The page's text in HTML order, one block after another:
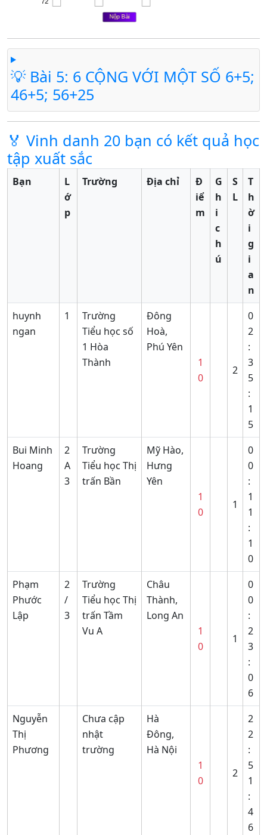
💡 Bài 5: 6 CỘNG VỚI MỘT SỐ 6+5;
46+5; 56+25
🏅 Vinh danh 20 bạn có kết quả học
tập xuất sắc
Bạn
L
ớ
p
Trường Địa chỉ
Đ
iể
m
G
h
i
c
h
ú
S
L
T
h
ờ
i
g
i
a
n
huynh
ngan
1
Trường
Tiểu học số
1 Hòa
Thành
Đông
Hoà,
Phú Yên
1
0
2
0
2
:
3
5
:
1
5
Bui Minh
Hoang
2
A
3
Trường
Tiểu học Thị
trấn Bần
Mỹ Hào,
Hưng
Yên
1
0
1
0
0
:
1
1
:
1
0
Phạm
Phước
Lập
2
/
3
Trường
Tiểu học Thị
trấn Tầm
Vu A
Châu
Thành,
Long An
1
0
1
0
0
:
2
3
:
0
6
Nguyễn
Thị
Phương
Chưa cập
nhật
trường
Hà
Đông,
Hà Nội
1
0
2
2
2
:
5
1
:
4
6